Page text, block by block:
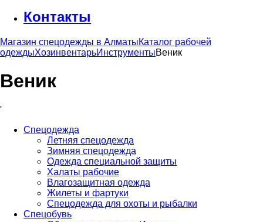
Контакты
Магазин спецодежды в АлматыКаталог рабочей
одеждыХозинвентарьИнструментыВеник
Веник
'
Спецодежда
Летняя спецодежда
Зимняя спецодежда
Одежда специальной защиты
Халаты рабочие
Влагозащитная одежда
Жилеты и фартуки
Спецодежда для охоты и рыбалки
Спецобувь